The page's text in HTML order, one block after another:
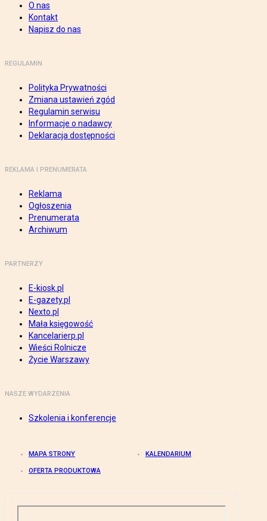
O nas
Kontakt
Napisz do nas
REGULAMIN
Polityka Prywatności
Zmiana ustawień zgód
Regulamin serwisu
Informacje o nadawcy
Deklaracja dostępności
REKLAMA I PRENUMERATA
Reklama
Ogłoszenia
Prenumerata
Archiwum
PARTNERZY
E-kiosk.pl
E-gazety.pl
Nexto.pl
Mała księgowość
Kancelarierp.pl
Wieści Rolnicze
Życie Warszawy
NASZE WYDARZENIA
Szkolenia i konferencje
MAPA STRONY KALENDARIUM
OFERTA PRODUKTOWA